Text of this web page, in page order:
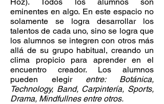
eminentes en algo. En este espacio no
solamente se logra desarrollar los
talentos de cada uno, sino se logra que
los alumnos se integren con otros más
allá de su grupo habitual, creando un
clima propicio para aprender en el
encuentro creador. Los alumnos
pueden elegir entre: Botánica,
Technology, Band, Carpintería, Sports,
Drama, Mindfullnes entre otros.